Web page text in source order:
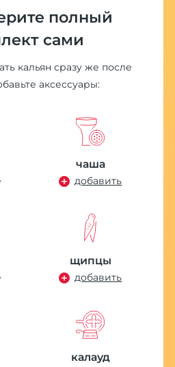
полный
сами
кальян сразу же после
аксессуары:
чаша
добавить
щипцы
добавить
калауд